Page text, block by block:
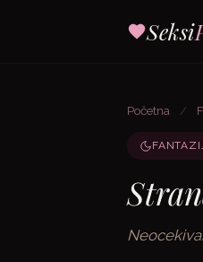
Seksi
Početna /